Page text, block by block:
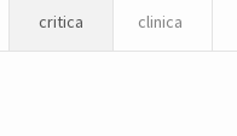
critica clinica